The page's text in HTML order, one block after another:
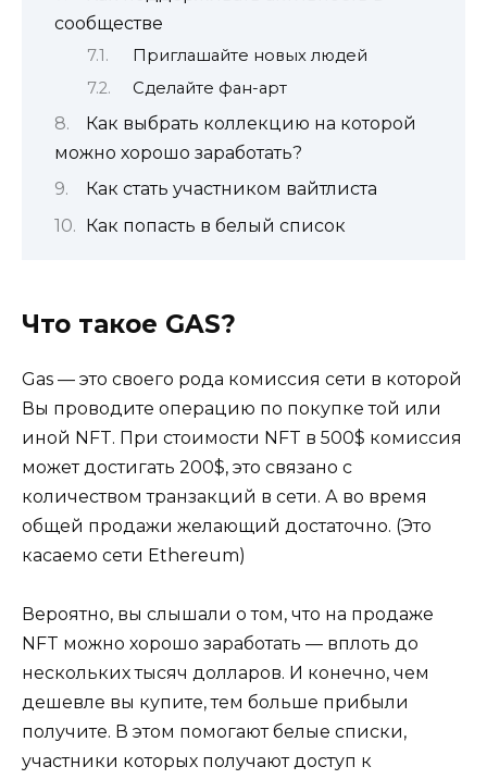
сообществе
Приглашайте новых людей
Сделайте фан-арт
Как выбрать коллекцию на которой
можно хорошо заработать?
Как стать участником вайтлиста
Как попасть в белый список
Что такое GAS?
Gas — это своего рода комиссия сети в которой
Вы проводите операцию по покупке той или
иной NFT. При стоимости NFT в 500$ комиссия
может достигать 200$, это связано с
количеством транзакций в сети. А во время
общей продажи желающий достаточно. (Это
касаемо сети Ethereum)
Вероятно, вы слышали о том, что на продаже
NFT можно хорошо заработать — вплоть до
нескольких тысяч долларов. И конечно, чем
дешевле вы купите, тем больше прибыли
получите. В этом помогают белые списки,
участники которых получают доступ к